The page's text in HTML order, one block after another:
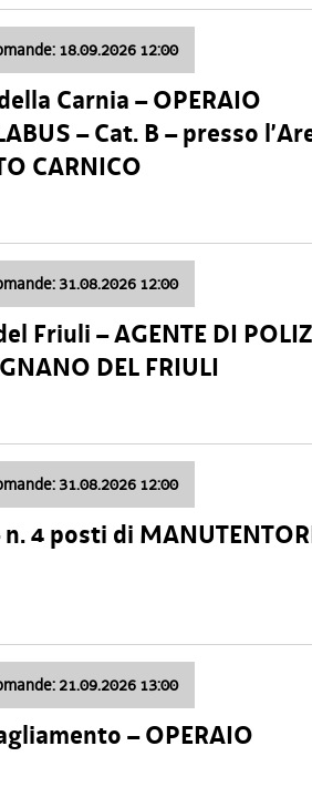
18.09.2026 12:00
Carnia – OPERAIO
– Cat. B – presso
CARNICO
31.08.2026 12:00
Friuli – AGENTE DI
DEL FRIULI
31.08.2026 12:00
4 posti di
21.09.2026 13:00
– OPERAIO